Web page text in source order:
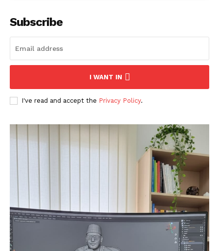
Magazine PRO
Subscribe
I WANT IN
I've read and accept the Privacy Policy.